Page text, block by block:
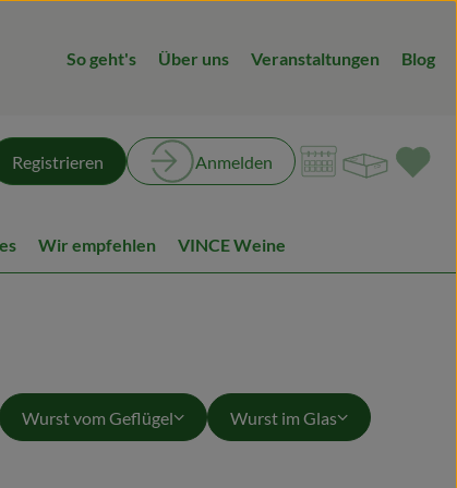
So geht's Über uns Veranstaltungen Blog
Registrieren Anmelden
Wir empfehlen VINCE Weine
Wurst vom Geflügel Wurst im Glas